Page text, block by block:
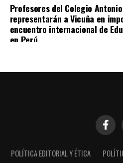
Profesores del Colegio
representarán a Vicuña en
encuentro internacional de
en Perú
POLÍTICA EDITORIAL Y ÉTICA